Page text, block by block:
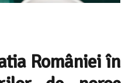
României în